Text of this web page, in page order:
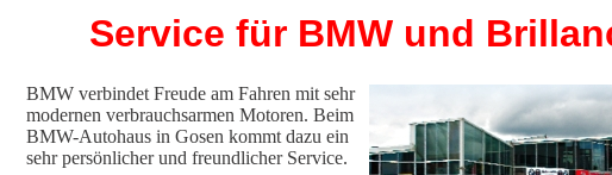
Service für BMW und
BMW verbindet Freude am Fahren mit sehr
modernen verbrauchsarmen Motoren. Beim
BMW-Autohaus in Gosen kommt dazu ein
sehr persönlicher und freundlicher Service.